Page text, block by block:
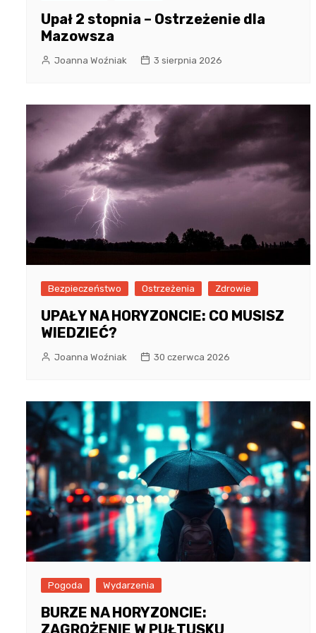
Upał 2 stopnia – Ostrzeżenie dla
Mazowsza
Joanna Woźniak 3 sierpnia 2026
Bezpieczeństwo Ostrzeżenia Zdrowie
UPAŁY NA HORYZONCIE: CO MUSISZ
WIEDZIEĆ?
Joanna Woźniak 30 czerwca 2026
Pogoda Wydarzenia
BURZE NA HORYZONCIE:
ZAGROŻENIE W PUŁTUSKU